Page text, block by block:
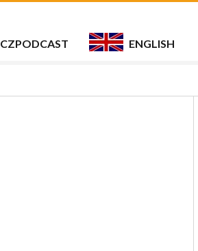
CZPODCAST ENGLISH